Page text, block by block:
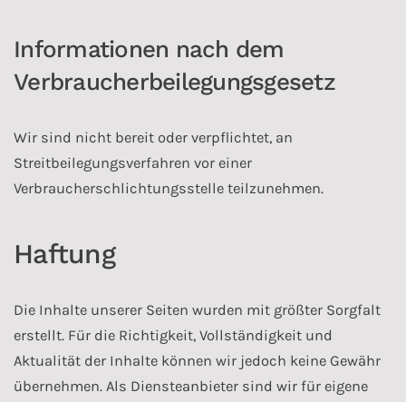
Informationen nach dem
Verbraucherbeilegungsgesetz
Wir sind nicht bereit oder verpflichtet, an
Streitbeilegungsverfahren vor einer
Verbraucherschlichtungsstelle teilzunehmen.
Haftung
Die Inhalte unserer Seiten wurden mit größter Sorgfalt
erstellt. Für die Richtigkeit, Vollständigkeit und
Aktualität der Inhalte können wir jedoch keine Gewähr
übernehmen. Als Diensteanbieter sind wir für eigene